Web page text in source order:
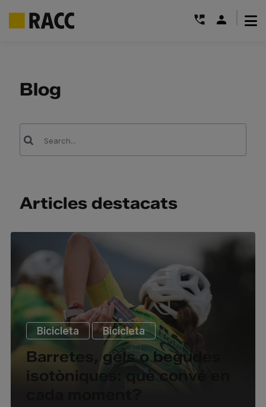
Blog
…
Articles destacats
Barretes, gels o begudes
isotòniques: què convé en
Bicicleta , Bicicleta